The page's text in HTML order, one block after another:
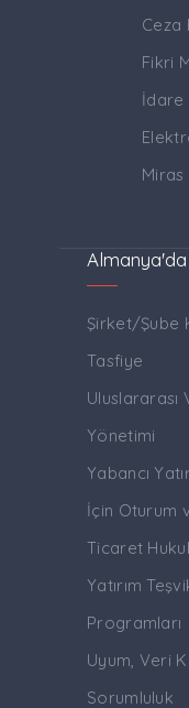
Ceza
Fikri
İdare
Şirket/Şube
Tasfiye
Uluslararası
Yönetimi
Yabancı
İçin Oturum
Ticaret
Yatırım
Programları
Uyum, Veri
Sorumluluk